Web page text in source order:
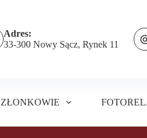
Adres:
33-300 Nowy Sącz, Rynek 11